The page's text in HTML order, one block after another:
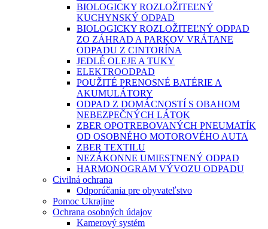
BIOLOGICKY ROZLOŽITEĽNÝ
KUCHYNSKÝ ODPAD
BIOLOGICKY ROZLOŽITEĽNÝ ODPAD
ZO ZÁHRAD A PARKOV VRÁTANE
ODPADU Z CINTORÍNA
JEDLÉ OLEJE A TUKY
ELEKTROODPAD
POUŽITÉ PRENOSNÉ BATÉRIE A
AKUMULÁTORY
ODPAD Z DOMÁCNOSTÍ S OBAHOM
NEBEZPEČNÝCH LÁTOK
ZBER OPOTREBOVANÝCH PNEUMATÍK
OD OSOBNÉHO MOTOROVÉHO AUTA
ZBER TEXTILU
NEZÁKONNE UMIESTNENÝ ODPAD
HARMONOGRAM VÝVOZU ODPADU
Civilná ochrana
Odporúčania pre obyvateľstvo
Pomoc Ukrajine
Ochrana osobných údajov
Kamerový systém